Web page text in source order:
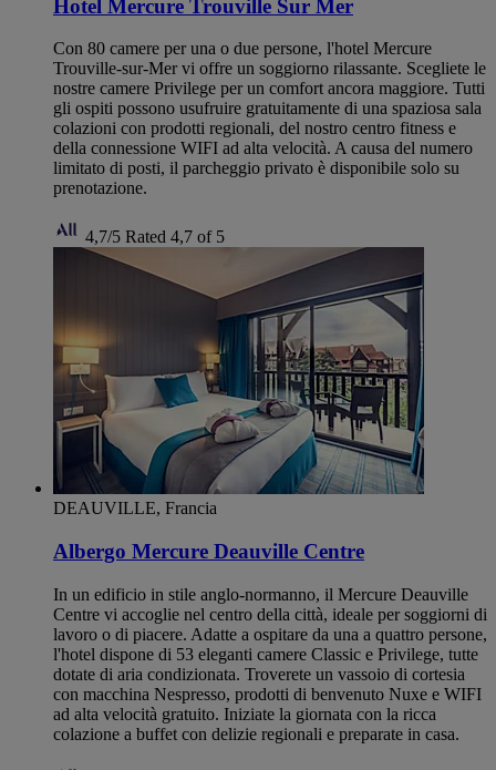
Hotel Mercure Trouville Sur Mer
Con 80 camere per una o due persone, l'hotel Mercure
Trouville-sur-Mer vi offre un soggiorno rilassante. Scegliete le
nostre camere Privilege per un comfort ancora maggiore. Tutti
gli ospiti possono usufruire gratuitamente di una spaziosa sala
colazioni con prodotti regionali, del nostro centro fitness e
della connessione WIFI ad alta velocità. A causa del numero
limitato di posti, il parcheggio privato è disponibile solo su
prenotazione.
4,7/5 Rated 4,7 of 5
DEAUVILLE, Francia
Albergo Mercure Deauville Centre
In un edificio in stile anglo-normanno, il Mercure Deauville
Centre vi accoglie nel centro della città, ideale per soggiorni di
lavoro o di piacere. Adatte a ospitare da una a quattro persone,
l'hotel dispone di 53 eleganti camere Classic e Privilege, tutte
dotate di aria condizionata. Troverete un vassoio di cortesia
con macchina Nespresso, prodotti di benvenuto Nuxe e WIFI
ad alta velocità gratuito. Iniziate la giornata con la ricca
colazione a buffet con delizie regionali e preparate in casa.